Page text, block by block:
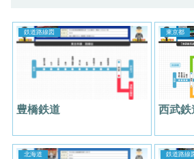
鉄道路線図
豊橋鉄道
東京都
西武鉄
北海道 鉄道路線